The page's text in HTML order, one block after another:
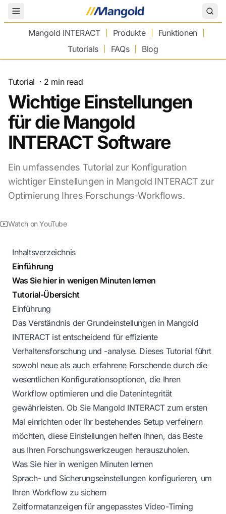
Toggle Menu
Mangold INTERACT
Produkte
Funktionen
Tutorials
FAQs Blog
Tutorial · 2 min read
Wichtige Einstellungen
für die Mangold
INTERACT Software
Ein umfassendes Tutorial zur Konfiguration
wichtiger Einstellungen in Mangold INTERACT zur
Optimierung Ihres Forschungs-Workflows.
Watch on YouTube
Inhaltsverzeichnis
Einführung
Was Sie hier in wenigen Minuten lernen
Tutorial-Übersicht
Einführung
Das Verständnis der Grundeinstellungen in Mangold
INTERACT ist entscheidend für effiziente
Verhaltensforschung und -analyse. Dieses Tutorial führt
sowohl neue als auch erfahrene Forschende durch die
wesentlichen Konfigurationsoptionen, die Ihren
Workflow optimieren und die Datenintegrität
gewährleisten. Ob Sie Mangold INTERACT zum ersten
Mal einrichten oder Ihr bestehendes Setup verfeinern
möchten, diese Einstellungen helfen Ihnen, das Beste
aus Ihren Forschungswerkzeugen herauszuholen.
Was Sie hier in wenigen Minuten lernen
Sprach- und Sicherungseinstellungen konfigurieren, um
Ihren Workflow zu sichern
Zeitformatanzeigen für angepasstes Video-Timing